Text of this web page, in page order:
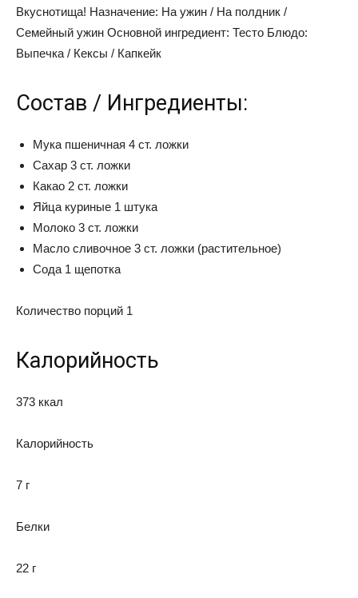
Вкуснотища! Назначение: На ужин / На полдник /
Семейный ужин Основной ингредиент: Тесто Блюдо:
Выпечка / Кексы / Капкейк
Состав / Ингредиенты:
Мука пшеничная 4 ст. ложки
Сахар 3 ст. ложки
Какао 2 ст. ложки
Яйца куриные 1 штука
Молоко 3 ст. ложки
Масло сливочное 3 ст. ложки (растительное)
Сода 1 щепотка
Количество порций 1
Калорийность
373 ккал
Калорийность
7 г
Белки
22 г